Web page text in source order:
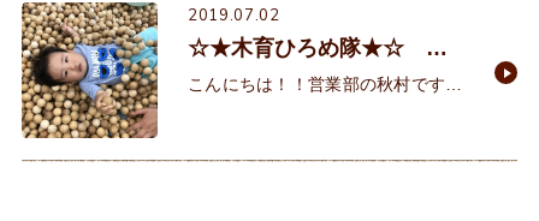
雨でしたが傘を差し、
2019.07.02
☆★木育ひろめ隊★☆ み
つばこども園＠大久保町大
こんにちは！！営業部の秋村です
すね・・・昨日はいつもお世話にな